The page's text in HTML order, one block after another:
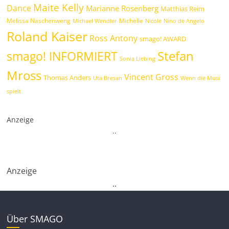
Dance Maite Kelly Marianne Rosenberg Matthias Reim
Melissa Naschenweng Michael Wendler Michelle Nicole Nino de Angelo
Roland Kaiser Ross Antony smago! AWARD
smago! INFORMIERT Sonia Liebing Stefan
Mross Thomas Anders Uta Bresan Vincent Gross Wenn die Musi
spielt
Anzeige
..
Anzeige
..
Über SMAGO